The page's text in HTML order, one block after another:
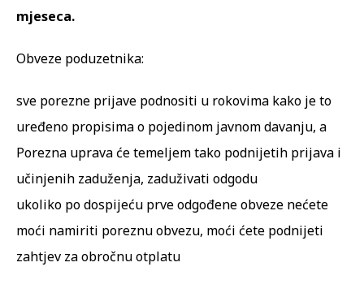
mjeseca.
Obveze poduzetnika:
sve porezne prijave podnositi u rokovima kako je to
uređeno propisima o pojedinom javnom davanju, a
Porezna uprava će temeljem tako podnijetih prijava i
učinjenih zaduženja, zaduživati odgodu
ukoliko po dospijeću prve odgođene obveze nećete
moći namiriti poreznu obvezu, moći ćete podnijeti
zahtjev za obročnu otplatu